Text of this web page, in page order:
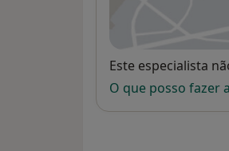
Disponibilidade
Este especialista
O que posso fazer